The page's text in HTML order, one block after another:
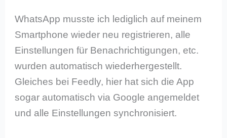
WhatsApp musste ich lediglich auf meinem
Smartphone wieder neu registrieren, alle
Einstellungen für Benachrichtigungen, etc.
wurden automatisch wiederhergestellt.
Gleiches bei Feedly, hier hat sich die App
sogar automatisch via Google angemeldet
und alle Einstellungen synchronisiert.